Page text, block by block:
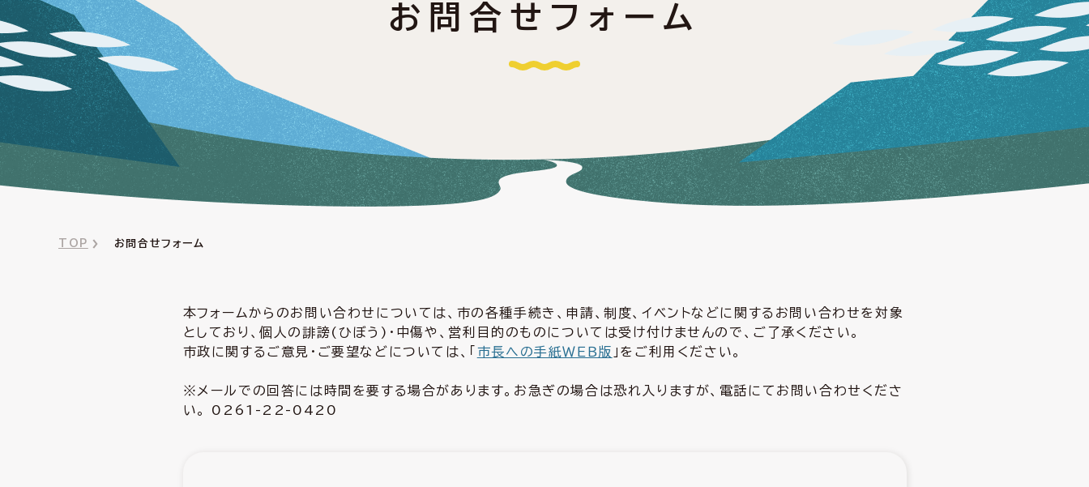
お問合せフォーム
TOP お問合せフォーム
本フォームからのお問い合わせについては、市の各種手続き、申請、制度、イベントなどに関するお問い合わせを対象
としており、個人の誹謗(ひぼう)・中傷や、営利目的のものについては受け付けませんので、ご了承ください。
市政に関するご意見・ご要望などについては、「 市長への手紙ＷＥＢ版 」をご利用ください。
※メールでの回答には時間を要する場合があります。お急ぎの場合は恐れ入りますが、電話にてお問い合わせくださ
い。 0261-22-0420